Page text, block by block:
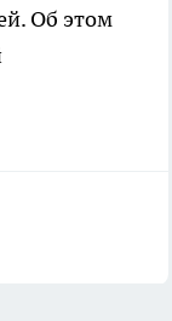
Об этом